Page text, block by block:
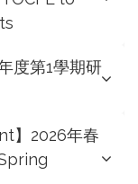
度第1學期研
】2026年春